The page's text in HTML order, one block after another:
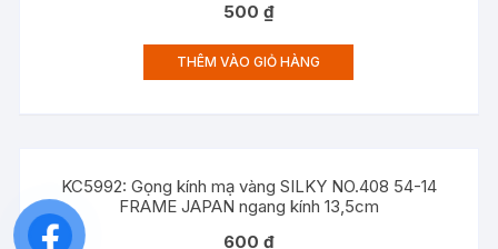
500₫
THÊM VÀO GIỎ HÀNG
KC5992: Gọng kính mạ vàng SILKY NO.408 54-14
FRAME JAPAN ngang kính 13,5cm
600₫